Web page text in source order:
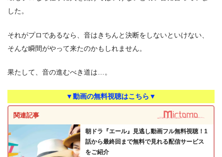
した。
それがプロであるなら、音はきちんと決断をしないといけない、
そんな瞬間がやって来たのかもしれません。
果たして、音の進むべき道は…。
▼動画の無料視聴はこちら▼
関連記事
朝ドラ『エール』見逃し動画フル無料視聴！1
話から最終回まで無料で見れる配信サービス
をご紹介